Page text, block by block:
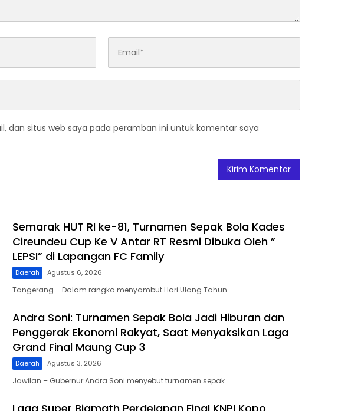
dan situs web saya pada peramban ini untuk komentar saya
Semarak HUT RI ke-81, Turnamen Sepak Bola Kades
Cireundeu Cup Ke V Antar RT Resmi Dibuka Oleh ”
LEPSI” di Lapangan FC Family
Daerah Agustus 6, 2026
Tangerang – Dalam rangka menyambut Hari Ulang Tahun…
Andra Soni: Turnamen Sepak Bola Jadi Hiburan dan
Penggerak Ekonomi Rakyat, Saat Menyaksikan Laga
Grand Final Maung Cup 3
Daerah Agustus 3, 2026
Jawilan – Gubernur Andra Soni menyebut turnamen sepak…